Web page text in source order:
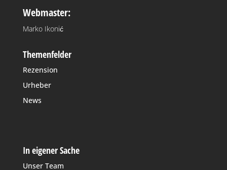
Webmaster:
Marko Ikonić
Themenfelder
Rezension
Urheber
News
In eigener Sache
Unser Team